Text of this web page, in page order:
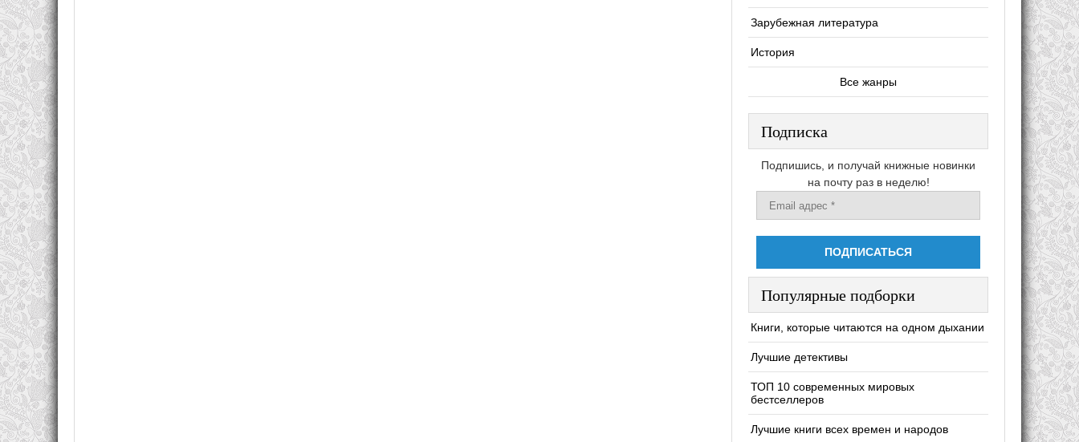
Зарубежная литература
История
Все жанры
Подписка
Подпишись, и получай книжные новинки
на почту раз в неделю!
Популярные подборки
Книги, которые читаются на одном дыхании
Лучшие детективы
ТОП 10 современных мировых
бестселлеров
Лучшие книги всех времен и народов